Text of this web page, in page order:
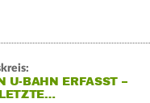
U-BAHN ERFASST –